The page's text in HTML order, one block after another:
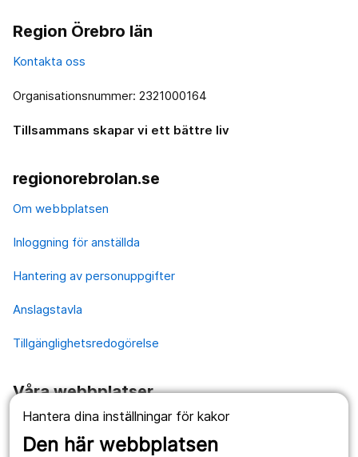
Hantera dina inställningar för kakor
Den här webbplatsen
Region Örebro län
Kontakta oss
Organisationsnummer: 2321000164
Tillsammans skapar vi ett bättre liv
regionorebrolan.se
Om webbplatsen
Inloggning för anställda
Hantering av personuppgifter
Anslagstavla
Tillgänglighetsredogörelse
Våra webbplatser
1177.se